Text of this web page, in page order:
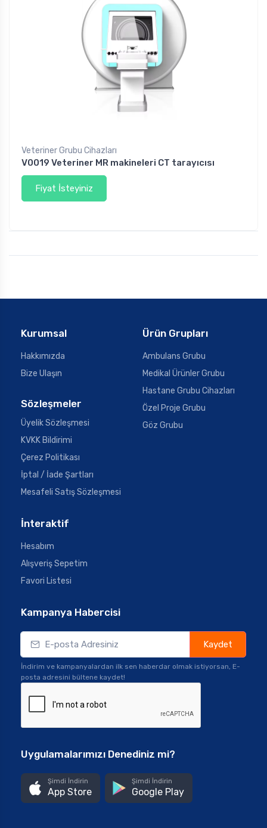
Veteriner Grubu Cihazları
V0019 Veteriner MR makineleri CT tarayıcısı
Fiyat İsteyiniz
Kurumsal
Hakkımızda
Bize Ulaşın
Sözleşmeler
Üyelik Sözleşmesi
KVKK Bildirimi
Çerez Politikası
İptal / İade Şartları
Mesafeli Satış Sözleşmesi
Ürün Grupları
Ambulans Grubu
Medikal Ürünler Grubu
Hastane Grubu Cihazları
Özel Proje Grubu
Göz Grubu
İnteraktif
Hesabım
Alışveriş Sepetim
Favori Listesi
Kampanya Habercisi
Kaydet
İndirim ve kampanyalardan ilk sen haberdar olmak istiyorsan, E-
posta adresini bültene kaydet!
Uygulamalarımızı Denediniz mi?
Şimdi İndirin
App Store
Şimdi İndirin
Google Play